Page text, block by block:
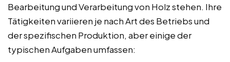
Bearbeitung und Verarbeitung von Holz stehen. Ihre
Tätigkeiten variieren je nach Art des Betriebs und
der spezifischen Produktion, aber einige der
typischen Aufgaben umfassen: